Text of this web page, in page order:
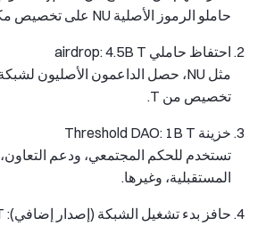
حاملو الرموز الأصلية NU على تخصيص مكافئ من T.
احتفاظ حاملي airdrop: 4.5B T
تخصيص من T.
خزينة Threshold DAO: 1B T
تستخدم للحكم المجتمعي، ودعم
المستقبلية، وغيرها.
حافز بدء تشغيل الشبكة (إصدار إضافي): 1.155B T